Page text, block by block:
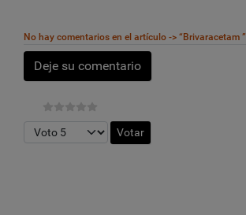
No hay comentarios en el artículo -> “Brivaracetam ”
Deje su comentario
Por favor, vote